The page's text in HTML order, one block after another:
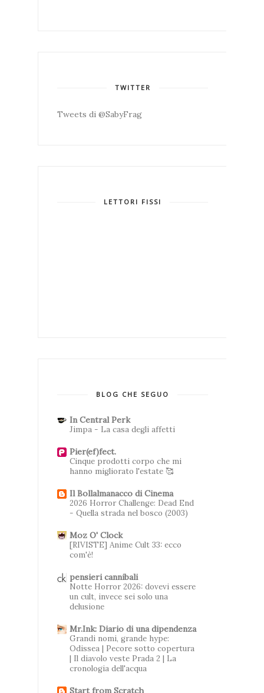
TWITTER
Tweets di @SabyFrag
LETTORI FISSI
BLOG CHE SEGUO
In Central Perk
Jimpa - La casa degli affetti
Pier(ef)fect.
Cinque prodotti corpo che mi
hanno migliorato l'estate 🥰
Il Bollalmanacco di Cinema
2026 Horror Challenge: Dead End
- Quella strada nel bosco (2003)
Moz O' Clock
[RIVISTE] Anime Cult 33: ecco
com'è!
pensieri cannibali
Notte Horror 2026: dovevi essere
un cult, invece sei solo una
delusione
Mr.Ink: Diario di una dipendenza
Grandi nomi, grande hype:
Odissea | Pecore sotto copertura
| Il diavolo veste Prada 2 | La
cronologia dell'acqua
Start from Scratch